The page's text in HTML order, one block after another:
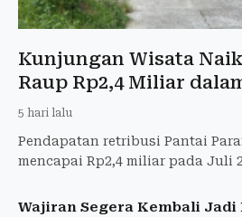
Kunjungan Wisata
Raup Rp2,4 Miliar
5 hari lalu
Pendapatan retribusi Pantai
mencapai Rp2,4 miliar pada Juli
target PAD wisa
Wajiran Segera Kembali